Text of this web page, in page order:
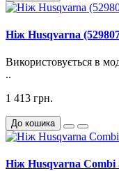
Ніж Husqvarna
Використовується в
..
1 413 грн.
До кошика
Ніж Husqvarna Combi